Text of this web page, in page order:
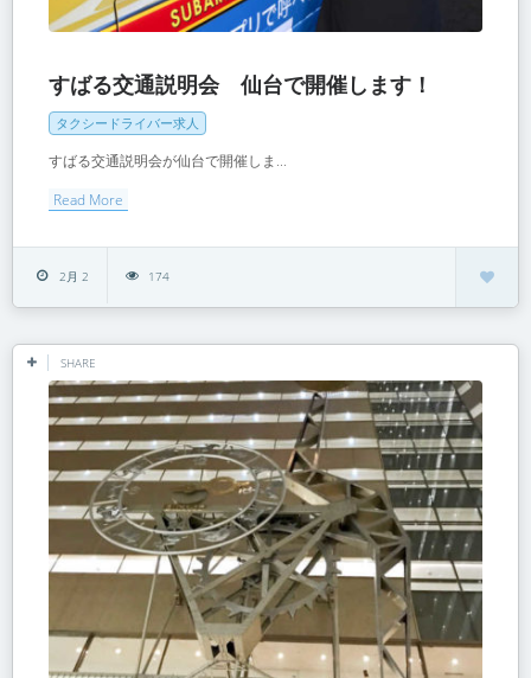
すばる交通説明会 仙台で開催します！
タクシードライバー求人
すばる交通説明会が仙台で開催しま...
Read More
2月 2 174
SHARE